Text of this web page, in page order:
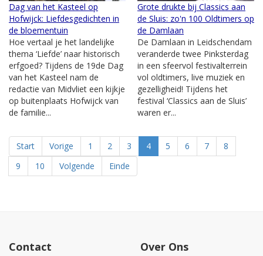
Dag van het Kasteel op
Hofwijck: Liefdesgedichten in
de bloementuin
Hoe vertaal je het landelijke
thema ‘Liefde’ naar historisch
erfgoed? Tijdens de 19de Dag
van het Kasteel nam de
redactie van Midvliet een kijkje
op buitenplaats Hofwijck van
de familie...
Grote drukte bij Classics aan
de Sluis: zo'n 100 Oldtimers op
de Damlaan
De Damlaan in Leidschendam
veranderde twee Pinksterdag
in een sfeervol festivalterrein
vol oldtimers, live muziek en
gezelligheid! Tijdens het
festival ‘Classics aan de Sluis’
waren er...
Start Vorige 1 2 3 4 5 6 7
8
9
10 Volgende Einde
Contact Over Ons